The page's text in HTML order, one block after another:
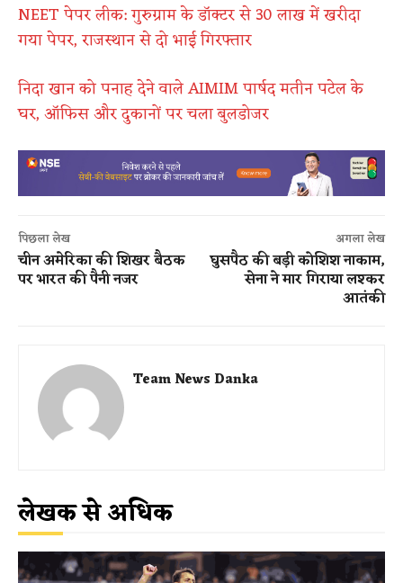
NEET पेपर लीक: गुरुग्राम के डॉक्टर से 30 लाख में खरीदा
गया पेपर, राजस्थान से दो भाई गिरफ्तार
निदा खान को पनाह देने वाले AIMIM पार्षद मतीन पटेल के
घर, ऑफिस और दुकानों पर चला बुलडोजर
पिछला लेख
चीन अमेरिका की शिखर बैठक
पर भारत की पैनी नजर
अगला लेख
घुसपैठ की बड़ी कोशिश नाकाम,
सेना ने मार गिराया लश्कर
आतंकी
Team News Danka
लेखक से अधिक